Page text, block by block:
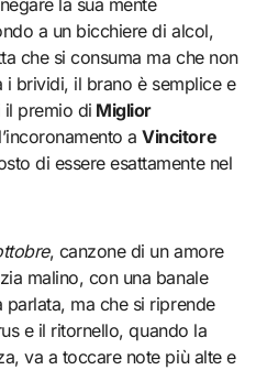
la sua mente
a un bicchiere di alcol,
che si consuma ma che non
i brividi, il brano è semplice e
il premio di Miglior
aVincitore
di essere esattamente nel
, canzone di un amore
malino, con una banale
ma che si riprende
e il ritornello, quando la
va a toccare note più alte e